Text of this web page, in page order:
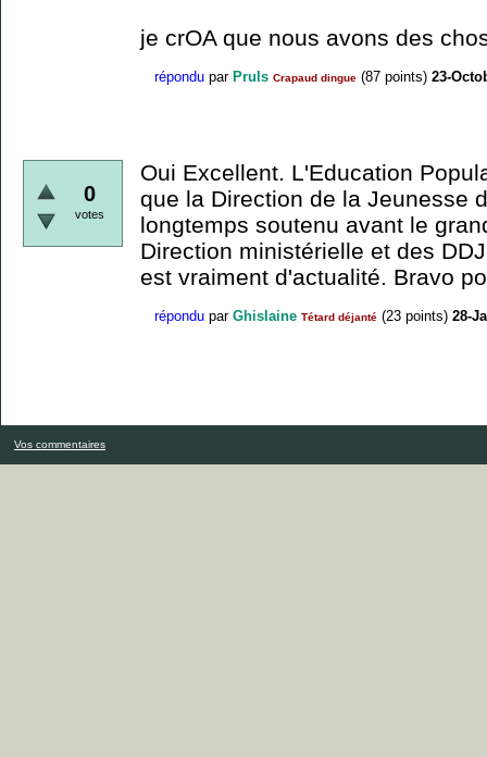
je crOA que nous avons des
répondu par Pruls Crapaud dingue (87 points) 23-
0
votes
Oui Excellent. L'Education
que la Direction de la Jeunesse
longtemps soutenu avant le
Direction ministérielle et des
est vraiment d'actualité. Bravo
répondu par Ghislaine Tétard déjanté (23 points) 28-
Vos commentaires